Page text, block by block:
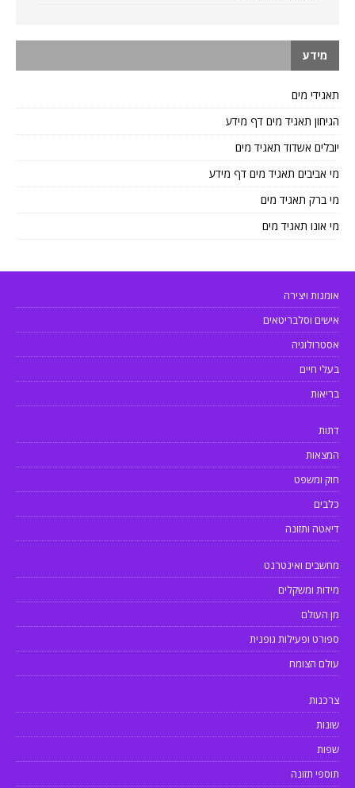
מידע
תאגידי מים
הגיחון תאגיד מים דף מידע
יובלים אשדוד תאגיד מים
מי אביבים תאגיד מים דף מידע
מי ברק תאגיד מים
מי אונו תאגיד מים
אומנות ויצירה
אישים וסלבריטאים
אסטרולוגיה
בעלי חיים
בריאות
דתות
המצאות
חוק ומשפט
כלבים
דיאטה ותזונה
מחשבים ואינטרנט
מידות ומשקלים
מן העולם
ספורט ופעילות גופנית
עולם הצומח
צרכנות
שונות
שפות
תוספי תזונה